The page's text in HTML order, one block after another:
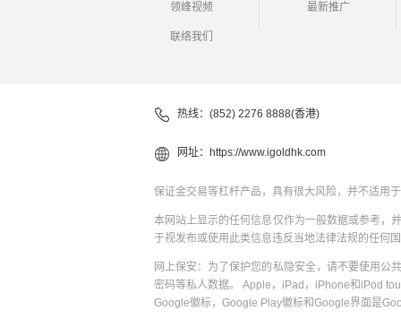
领峰视频
联络我们
最新推广
热线：(852) 2276 8888(香港)
网址： https://www.igoldhk.com
保证金交易等杠杆产品，具有很大风险，并不适用
本网站上显示的任何信息仅作为一般数据或参考，
于视发布或使用此类信息违反当地法律法规的任何
网上保安：为了保护您的私隐安全，请不要使用公
密码等私人数据。 Apple，iPad，iPhone和iPod
Google徽标，Google Play徽标和Google界面是